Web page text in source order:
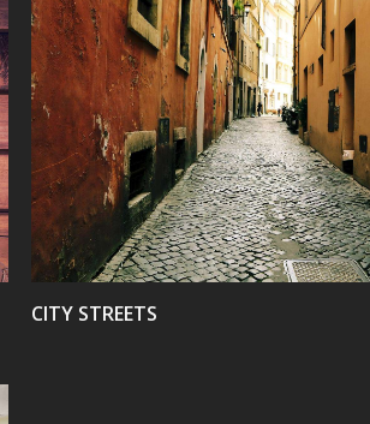
VIEW
CITY STREETS